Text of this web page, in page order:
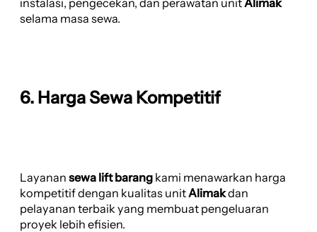
instalasi, pengecekan, dan perawatan unitAlimak
selama masa sewa.
6. Harga Sewa Kompetitif
Layanan sewa lift barang kami menawarkan harga
kompetitif dengan kualitas unit Alimakdan
pelayanan terbaik yang membuat pengeluaran
proyek lebih efisien.